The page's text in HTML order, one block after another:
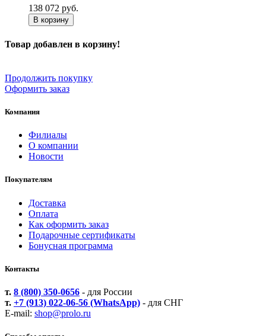
138 072 руб.
В корзину
Товар добавлен в корзину!
Продолжить покупку
Оформить заказ
Компания
Филиалы
О компании
Новости
Покупателям
Доставка
Оплата
Как оформить заказ
Подарочные сертификаты
Бонусная программа
Контакты
т. 8 (800) 350-0656 - для России
т. +7 (913) 022-06-56 (WhatsApp) - для СНГ
E-mail: shop@prolo.ru